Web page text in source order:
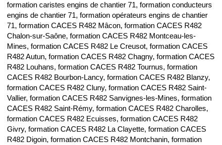
formation caristes engins de chantier 71, formation conducteurs
engins de chantier 71, formation opérateurs engins de chantier
71, formation CACES R482 Mâcon, formation CACES R482
Chalon-sur-Saône, formation CACES R482 Montceau-les-
Mines, formation CACES R482 Le Creusot, formation CACES
R482 Autun, formation CACES R482 Chagny, formation CACES
R482 Louhans, formation CACES R482 Tournus, formation
CACES R482 Bourbon-Lancy, formation CACES R482 Blanzy,
formation CACES R482 Cluny, formation CACES R482 Saint-
Vallier, formation CACES R482 Sanvignes-les-Mines, formation
CACES R482 Saint-Rémy, formation CACES R482 Charolles,
formation CACES R482 Ecuisses, formation CACES R482
Givry, formation CACES R482 La Clayette, formation CACES
R482 Digoin, formation CACES R482 Montchanin, formation